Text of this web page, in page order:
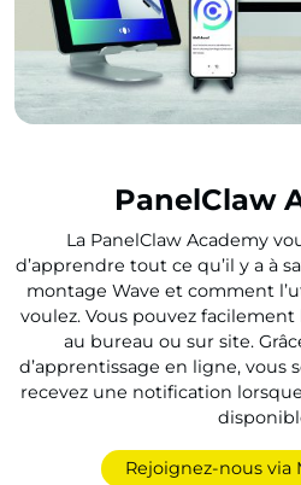
PanelClaw
La PanelClaw Academy
d’apprendre tout ce qu’il y a à
montage Wave et comment
voulez. Vous pouvez
au bureau ou sur site.
d’apprentissage en ligne, vous
recevez une notification
Rejoignez-nous via